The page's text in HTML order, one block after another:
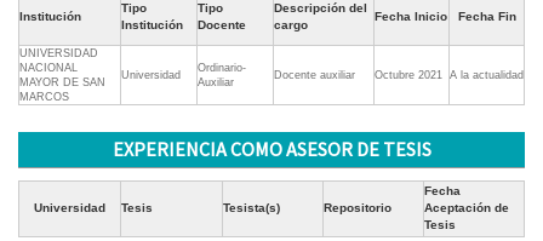
Institución
Tipo
Institución
Tipo
Docente
Descripción del
cargo
Fecha Inicio Fecha Fin
UNIVERSIDAD
NACIONAL
MAYOR DE SAN
MARCOS
Universidad
Ordinario-
Auxiliar
Docente auxiliar Octubre 2021 A la actualidad
EXPERIENCIA COMO ASESOR DE TESIS
Universidad Tesis Tesista(s) Repositorio
Fecha
Aceptación de
Tesis